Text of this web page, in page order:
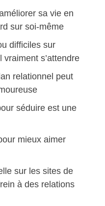
sa vie en
sur soi-même
difficiles sur
s’attendre
relationnel peut
séduire est une
mieux aimer
sur les sites de
à des relations